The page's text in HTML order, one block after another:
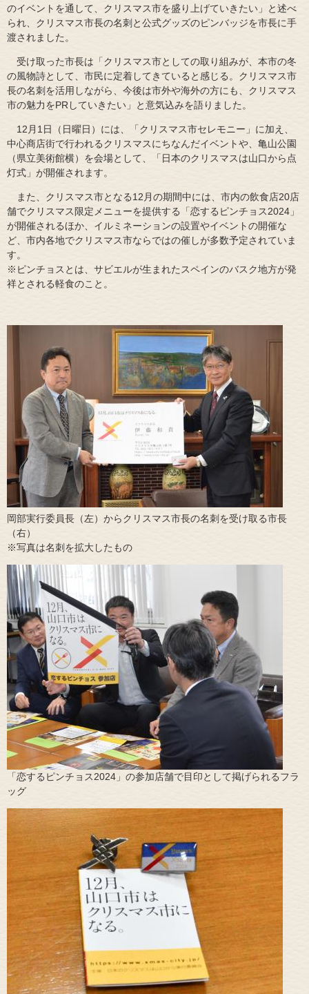
のイベントを通して、クリスマス市を盛り上げていきたい」と述べ
られ、クリスマス市長の名刺と公式グッズのピンバッジを市長に手
渡されました。
受け取った市長は「クリスマス市としての取り組みが、本市の冬
の風物詩として、市民に定着してきていると感じる。クリスマス市
長の名刺を活用しながら、今後は市外や海外の方にも、クリスマス
市の魅力をPRしていきたい」と意気込みを語りました。
12月1日（日曜日）には、「クリスマス市セレモニー」に加え、
中心商店街で行われるクリスマスにちなんだイベントや、亀山公園
（県立美術館横）を会場として、「日本のクリスマスは山口から点
灯式」が開催されます。
また、クリスマス市となる12月の期間中には、市内の飲食店20店
舗でクリスマス限定メニューを提供する「恋するピンチョス2024」
が開催されるほか、イルミネーションの設置やイベントの開催な
ど、市内各地でクリスマス市ならではの催しが多数予定されていま
す。
※ピンチョスとは、サビエルが生まれたスペインのバスク地方が発
祥とされる軽食のこと。
岡部実行委員長（左）からクリスマス市長の名刺を受け取る市長
（右）
※写真は名刺を拡大したもの​
「恋するピンチョス2024」の参加店舗で目印として掲げられるフラ
ッグ